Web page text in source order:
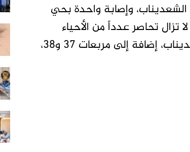
وإصابة واحدة بحي
تزال تحاصر عدداً من الأحياء
السكنية، أبرزها حي الشجرة، الفريع شرق، البان جديد، الشعديناب، إضافة إلى مربعات 37 و38،